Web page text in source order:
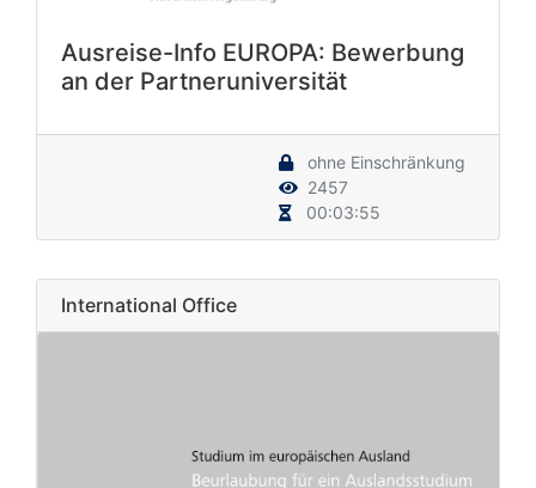
Ausreise-Info EUROPA: Bewerbung
an der Partneruniversität
ohne Einschränkung
2457
00:03:55
International Office